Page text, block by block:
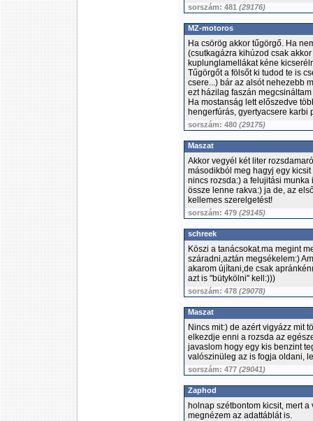
sorszám: 481 (29176)
MZ-motoros
Ha csörög akkor tűgörgő. Ha
(csutkagázra kihúzod csak
kuplunglamellákat kéne
Tűgörgőt a fölsőt ki tudod te is
csere...) bár az alsót nehezebb
ezt házilag faszán
Ha mostanság lett előszedve
hengerfúrás, gyertyacsere karbi
sorszám: 480 (29175)
Maszat
Akkor vegyél két liter
másodikból meg hagyj egy
nincs rozsda:) a felujitási
össze lenne rakva:) ja de, az
kellemes szerelgetést!
sorszám: 479 (29145)
schreek
Köszi a tanácsokat.ma megint
száradni,aztán megsékelem:)
akarom újítani,de csak
azt is "bütykölni" kell:)))
sorszám: 478 (29078)
Maszat
Nincs mit:) de azért vigyázz mit
elkezdje enni a rozsda az
javaslom hogy egy kis benzint
valószinüleg az is fogja oldani,
sorszám: 477 (29041)
Zaphod
holnap szétbontom kicsit, mert
megnézem az adattáblát is.